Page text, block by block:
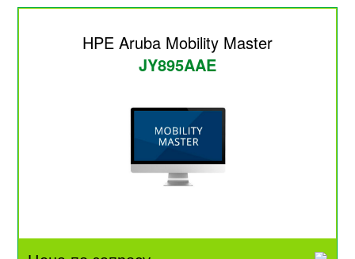
HPE Aruba Mobility Master
JY895AAE